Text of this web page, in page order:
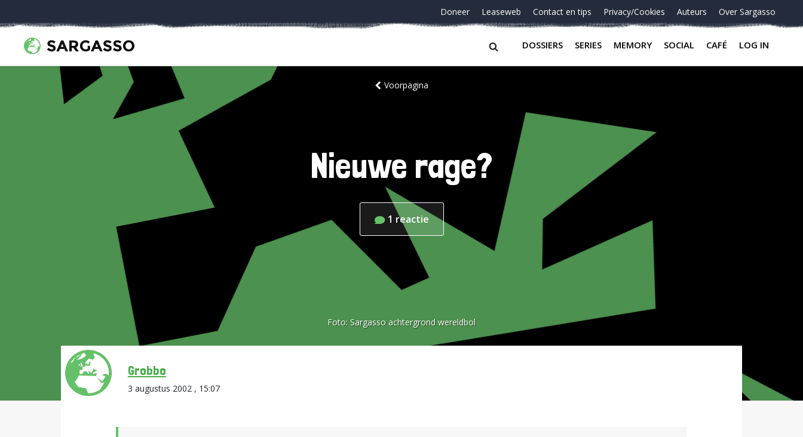
Doneer Leaseweb Contact en tips Privacy/Cookies Auteurs Over Sargasso
DOSSIERS SERIES MEMORY SOCIAL CAFÉ LOG IN
Voorpagina
Nieuwe rage?
1 reactie
Foto: Sargasso achtergrond wereldbol
Grobbo
3 augustus 2002 , 15:07